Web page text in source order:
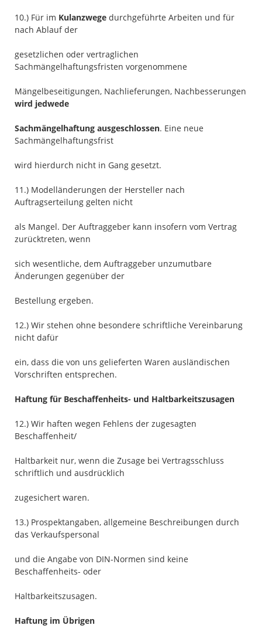
10.) Für im Kulanzwege durchgeführte Arbeiten und für
nach Ablauf der
gesetzlichen oder vertraglichen
Sachmängelhaftungsfristen vorgenommene
Mängelbeseitigungen, Nachlieferungen, Nachbesserungen
wird jedwede
Sachmängelhaftung ausgeschlossen. Eine neue
Sachmängelhaftungsfrist
wird hierdurch nicht in Gang gesetzt.
11.) Modelländerungen der Hersteller nach
Auftragserteilung gelten nicht
als Mangel. Der Auftraggeber kann insofern vom Vertrag
zurücktreten, wenn
sich wesentliche, dem Auftraggeber unzumutbare
Änderungen gegenüber der
Bestellung ergeben.
12.) Wir stehen ohne besondere schriftliche Vereinbarung
nicht dafür
ein, dass die von uns gelieferten Waren ausländischen
Vorschriften entsprechen.
Haftung für Beschaffenheits- und Haltbarkeitszusagen
12.) Wir haften wegen Fehlens der zugesagten
Beschaffenheit/
Haltbarkeit nur, wenn die Zusage bei Vertragsschluss
schriftlich und ausdrücklich
zugesichert waren.
13.) Prospektangaben, allgemeine Beschreibungen durch
das Verkaufspersonal
und die Angabe von DIN-Normen sind keine
Beschaffenheits- oder
Haltbarkeitszusagen.
Haftung im Übrigen